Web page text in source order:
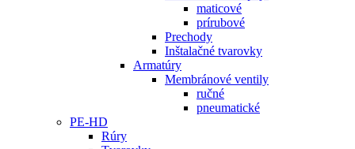
maticové
prírubové
Prechody
Inštalačné tvarovky
Armatúry
Membránové ventily
ručné
pneumatické
PE-HD
Rúry